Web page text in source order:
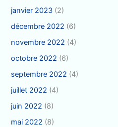
janvier 2023 (2)
décembre 2022 (6)
novembre 2022 (4)
octobre 2022 (6)
septembre 2022 (4)
juillet 2022 (4)
juin 2022 (8)
mai 2022 (8)